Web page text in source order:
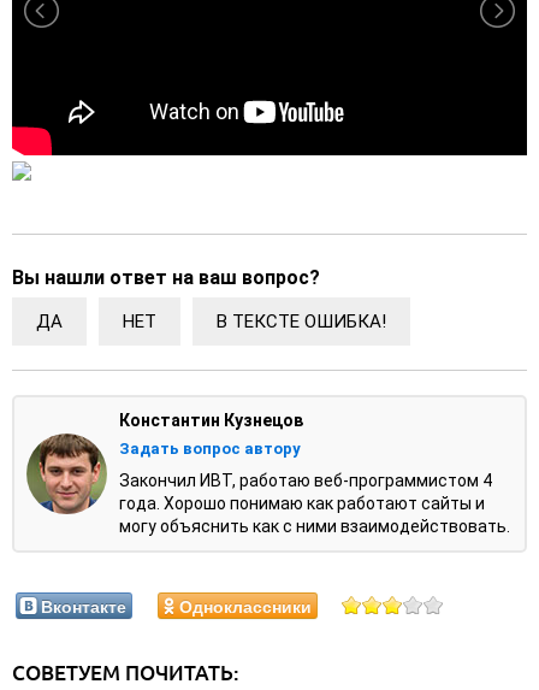
Вы нашли ответ на ваш вопрос?
ДА НЕТ В ТЕКСТЕ ОШИБКА!
Константин Кузнецов
Задать вопрос автору
Закончил ИВТ, работаю веб-программистом 4
года. Хорошо понимаю как работают сайты и
могу объяснить как с ними взаимодействовать.
Вконтакте Одноклассники
СОВЕТУЕМ ПОЧИТАТЬ: